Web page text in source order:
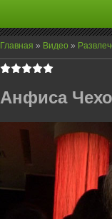
Главная » Видео »
Анфиса